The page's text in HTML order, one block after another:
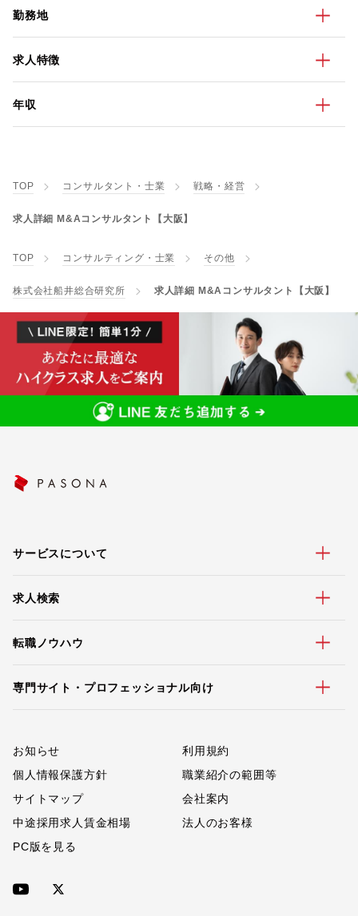
勤務地
求人特徴
年収
TOP コンサルタント・士業 戦略・経営
求人詳細 M&Aコンサルタント【大阪】
TOP コンサルティング・士業 その他
株式会社船井総合研究所 求人詳細 M&Aコンサルタント【大阪】
サービスについて
求人検索
転職ノウハウ
専門サイト・プロフェッショナル向け
お知らせ
利用規約
個人情報保護方針
職業紹介の範囲等
サイトマップ
会社案内
中途採用求人賃金相場
法人のお客様
PC版を見る